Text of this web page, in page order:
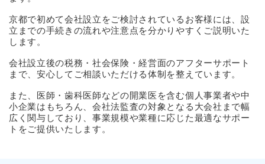
京都で初めて会社設立をご検討されているお客様には、設
立までの手続きの流れや注意点を分かりやすくご説明いた
します。
会社設立後の税務・社会保険・経営面のアフターサポート
まで、安心してご相談いただける体制を整えています。
また、医師・歯科医師などの開業医を含む個人事業者や中
小企業はもちろん、会社法監査の対象となる大会社まで幅
広く関与しており、事業規模や業種に応じた最適なサポー
トをご提供いたします。